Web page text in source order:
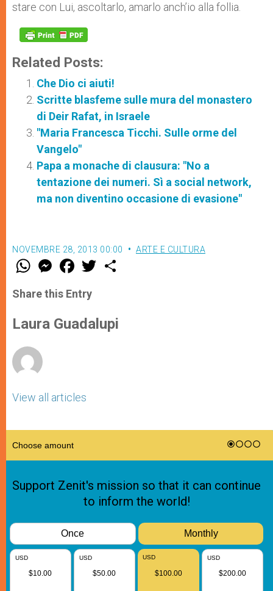
stare con Lui, ascoltarlo, amarlo anch’io alla follia.
Related Posts:
Che Dio ci aiuti!
Scritte blasfeme sulle mura del monastero
di Deir Rafat, in Israele
"Maria Francesca Ticchi. Sulle orme del
Vangelo"
Papa a monache di clausura: "No a
tentazione dei numeri. Sì a social network,
ma non diventino occasione di evasione"
NOVEMBRE 28, 2013 00:00 ARTE E CULTURA
W
t
s
p
p
M
e
s
e
g
e
F
a
e
b
o
k
w
r
Share this Entry
Laura Guadalupi
View all articles